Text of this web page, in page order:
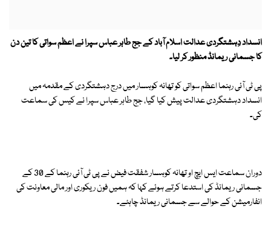
انسداد دِہشتگردی عدالت اسلام آباد کے جج طاہر عباس سپرا نے اعظم سواتی کا تین دن
کا جسمانی ریمانڈ منظور کر لیا۔
پی ٹی آئی رہنما اعظم سواتی کو تھانہ کوہسار میں درج دہشتگردی کے مقدمہ میں
انسداد دہشتگردی عدالت پیش کیا گیا، جج طاہر عباس سپرا نے کیس کی سماعت
کی۔
دوران سماعت ایس ایچ او تھانہ کوہسار شفقت فیض نے پی ٹی آئی رہنما کے 30 کے
جسمانی ریمانڈ کی استدعا کرتے ہوئے کہا کہ ہمیں فون ریکوری اور مالی معاونت کی
انفارمیشن کے حوالے سے جسمانی ریمانڈ چاہئے۔